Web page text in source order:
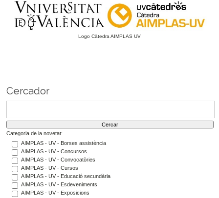
Logo Càtedra AIMPLAS UV
Cercador
Categoria de la novetat:
AIMPLAS - UV - Borses assistència
AIMPLAS - UV - Concursos
AIMPLAS - UV - Convocatòries
AIMPLAS - UV - Cursos
AIMPLAS - UV - Educació secundària
AIMPLAS - UV - Esdeveniments
AIMPLAS - UV - Exposicions